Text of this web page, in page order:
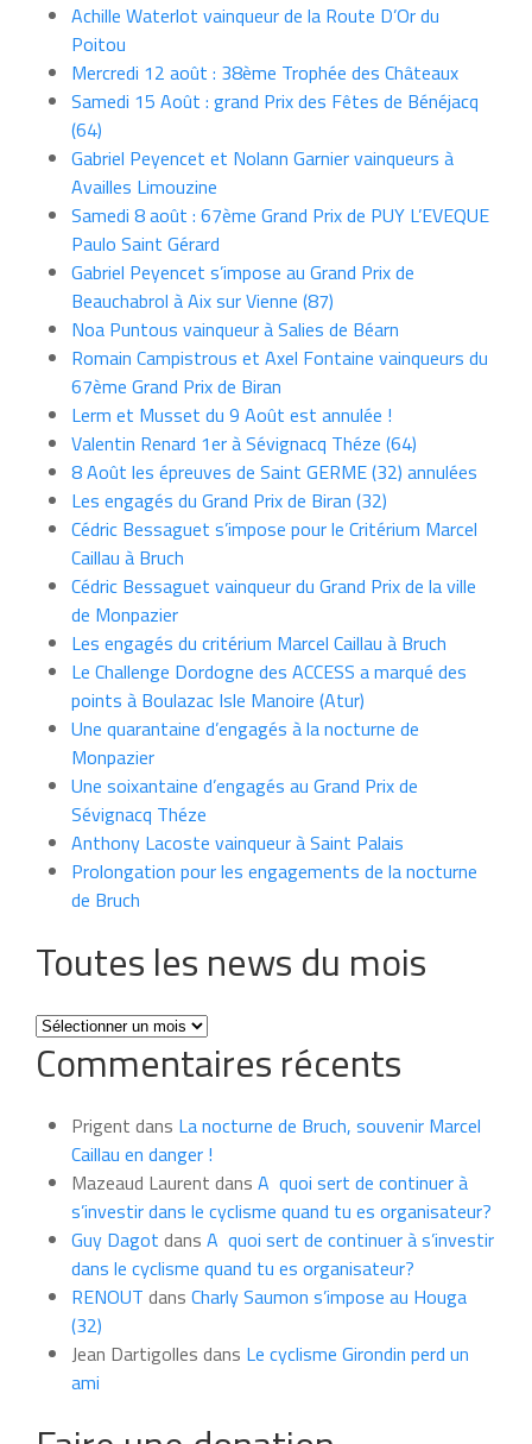
Achille Waterlot vainqueur de la Route D’Or du
Poitou
Mercredi 12 août : 38ème Trophée des Châteaux
Samedi 15 Août : grand Prix des Fêtes de Bénéjacq
(64)
Gabriel Peyencet et Nolann Garnier vainqueurs à
Availles Limouzine
Samedi 8 août : 67ème Grand Prix de PUY L’EVEQUE
Paulo Saint Gérard
Gabriel Peyencet s’impose au Grand Prix de
Beauchabrol à Aix sur Vienne (87)
Noa Puntous vainqueur à Salies de Béarn
Romain Campistrous et Axel Fontaine vainqueurs du
67ème Grand Prix de Biran
Lerm et Musset du 9 Août est annulée !
Valentin Renard 1er à Sévignacq Théze (64)
8 Août les épreuves de Saint GERME (32) annulées
Les engagés du Grand Prix de Biran (32)
Cédric Bessaguet s’impose pour le Critérium Marcel
Caillau à Bruch
Cédric Bessaguet vainqueur du Grand Prix de la ville
de Monpazier
Les engagés du critérium Marcel Caillau à Bruch
Le Challenge Dordogne des ACCESS a marqué des
points à Boulazac Isle Manoire (Atur)
Une quarantaine d’engagés à la nocturne de
Monpazier
Une soixantaine d’engagés au Grand Prix de
Sévignacq Théze
Anthony Lacoste vainqueur à Saint Palais
Prolongation pour les engagements de la nocturne
de Bruch
Toutes les news du mois
Toutes
les
news
mois
Commentaires récents
Prigent dans La nocturne de Bruch, souvenir Marcel
Caillau en danger !
Mazeaud Laurent dans A quoi sert de continuer à
s’investir dans le cyclisme quand tu es organisateur?
Guy Dagot dans A quoi sert de continuer à s’investir
dans le cyclisme quand tu es organisateur?
RENOUT dans Charly Saumon s’impose au Houga
(32)
Jean Dartigolles dans Le cyclisme Girondin perd un
ami